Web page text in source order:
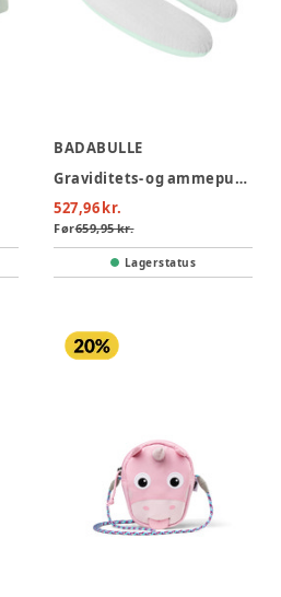
BADABULLE
Graviditets- og ammepude - Fluffy
527,96 kr.
Før659,95 kr.
Lagerstatus